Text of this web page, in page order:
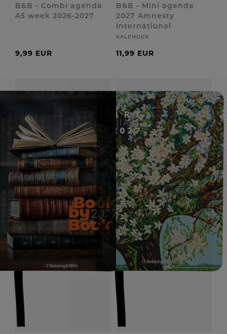
B&B - Combi agenda
A5 week 2026-2027
9,99 EUR
B&B - Mini agenda
2027 Amnesty
International
KALENDER
11,99 EUR